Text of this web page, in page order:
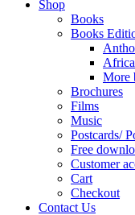
Shop
Books
Books
More
Brochures
Films
Music
Postcards/
Free
Customer
Cart
Checkout
Contact Us